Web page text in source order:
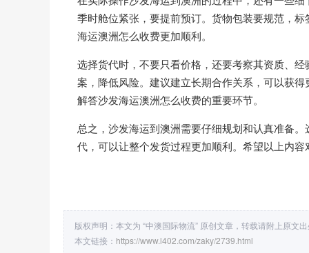
季时舱位紧张，要提前预订。货物包装要规范，
海运澳洲怎么收费更加顺利。
选择货代时，不要只看价格，还要考察其资质、
案，降低风险。建议建立长期合作关系，可以获
解答沙发海运澳洲怎么收费的重要环节。
总之，沙发海运到澳洲需要仔细规划和认真准备
代，可以让整个发货过程更加顺利。希望以上内
版权声明：本文为 “中澳国际物流” 原创文章，转载请附上原文
本文链接： https://www.l402.com/zaky/2739.html